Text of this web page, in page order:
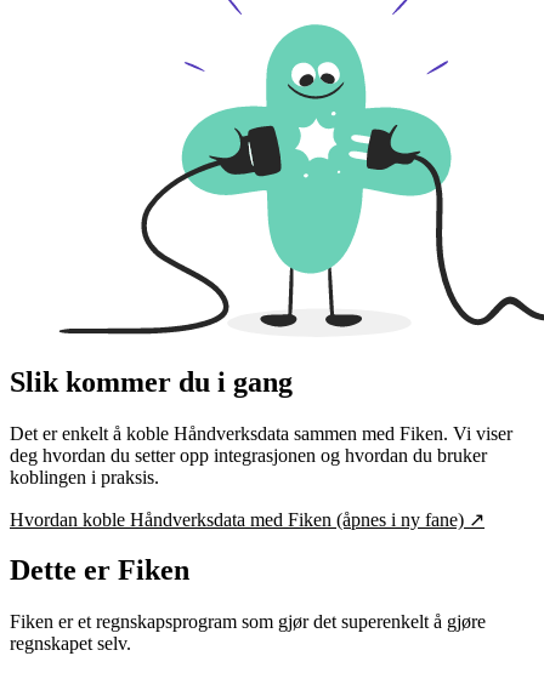
Slik kommer du i gang
Det er enkelt å koble Håndverksdata sammen med Fiken. Vi viser
deg hvordan du setter opp integrasjonen og hvordan du bruker
koblingen i praksis.
Hvordan koble Håndverksdata med Fiken (åpnes i ny fane) ↗
Dette er Fiken
Fiken er et regnskapsprogram som gjør det superenkelt å gjøre
regnskapet selv.